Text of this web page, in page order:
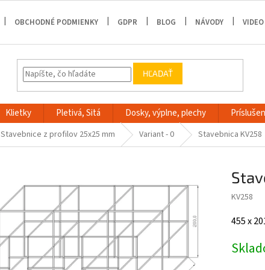
OBCHODNÉ PODMIENKY GDPR BLOG NÁVODY VIDEO
HĽADAŤ
Klietky Pletivá, Sitá Dosky, výplne, plechy
Stavebnice z profilov 25x25 mm Variant - 0 Stavebnica KV258
KV258
455 x